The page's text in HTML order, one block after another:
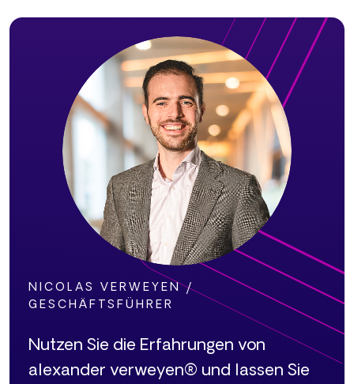
NICOLAS VERWEYEN /
GESCHÄFTSFÜHRER
Nutzen Sie die Erfahrungen von
alexander verweyen® und lassen Sie